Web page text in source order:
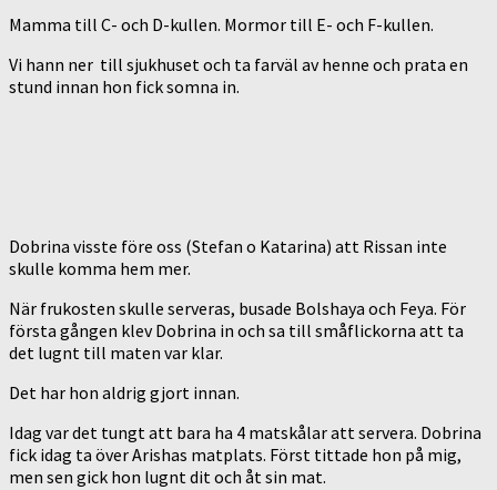
Mamma till C- och D-kullen. Mormor till E- och F-kullen.
Vi hann ner till sjukhuset och ta farväl av henne och prata en
stund innan hon fick somna in.
Dobrina visste före oss (Stefan o Katarina) att Rissan inte
skulle komma hem mer.
När frukosten skulle serveras, busade Bolshaya och Feya. För
första gången klev Dobrina in och sa till småflickorna att ta
det lugnt till maten var klar.
Det har hon aldrig gjort innan.
Idag var det tungt att bara ha 4 matskålar att servera. Dobrina
fick idag ta över Arishas matplats. Först tittade hon på mig,
men sen gick hon lugnt dit och åt sin mat.